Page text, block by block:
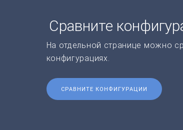
Сравните
На отдельной странице можно
конфигурациях.
СРАВНИТЕ КОНФИГУРАЦИИ